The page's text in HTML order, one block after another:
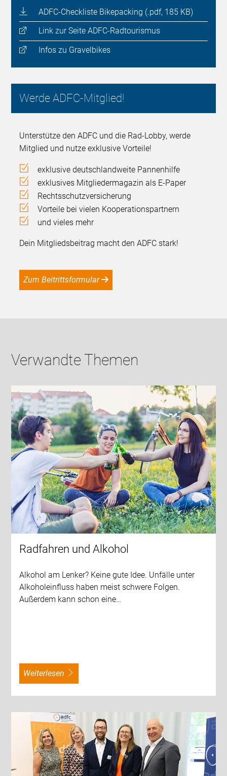
ADFC-Checkliste Bikepacking (.pdf, 185 KB)
Link zur Seite ADFC-Radtourismus
Infos zu Gravelbikes
Werde ADFC-Mitglied!
Unterstütze den ADFC und die Rad-Lobby, werde
Mitglied und nutze exklusive Vorteile!
exklusive deutschlandweite Pannenhilfe
exklusives Mitgliedermagazin als E-Paper
Rechtsschutzversicherung
Vorteile bei vielen Kooperationspartnern
und vieles mehr
Dein Mitgliedsbeitrag macht den ADFC stark!
Zum Beitrittsformular
Verwandte Themen
Radfahren und Alkohol
Alkohol am Lenker? Keine gute Idee. Unfälle unter
Alkoholeinfluss haben meist schwere Folgen.
Außerdem kann schon eine…
weiterlesen